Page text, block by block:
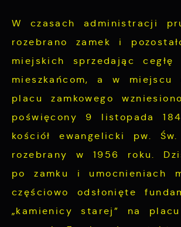
W czasach administracji
rozebrano zamek i
miejskich sprzedając cegłę
mieszkańcom, a w miejscu
placu zamkowego wzniesiono
poświęcony 9 listopada
kościół ewangelicki pw.
rozebrany w 1956 roku.
po zamku i umocnieniach
częściowo odsłonięte
„kamienicy starej” na placu